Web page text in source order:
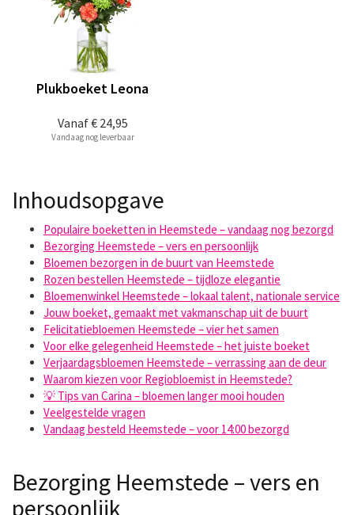
Vanaf€ 24,95
Plukboeket Leona
Vandaag nog leverbaar
Inhoudsopgave
Populaire boeketten in Heemstede – vandaag nog bezorgd
Bezorging Heemstede – vers en persoonlijk
Bloemen bezorgen in de buurt van Heemstede
Rozen bestellen Heemstede – tijdloze elegantie
Bloemenwinkel Heemstede – lokaal talent, nationale service
Jouw boeket, gemaakt met vakmanschap uit de buurt
Felicitatiebloemen Heemstede – vier het samen
Voor elke gelegenheid Heemstede – het juiste boeket
Verjaardagsbloemen Heemstede – verrassing aan de deur
Waarom kiezen voor Regiobloemist in Heemstede?
💡 Tips van Carina – bloemen langer mooi houden
Veelgestelde vragen
Vandaag besteld Heemstede – voor 14:00 bezorgd
Bezorging Heemstede – vers en
persoonlijk